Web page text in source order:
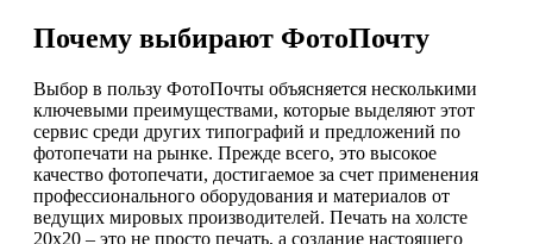
Почему выбирают ФотоПочту
Выбор в пользу ФотоПочты объясняется несколькими
ключевыми преимуществами, которые выделяют этот
сервис среди других типографий и предложений по
фотопечати на рынке. Прежде всего, это высокое
качество фотопечати, достигаемое за счет применения
профессионального оборудования и материалов от
ведущих мировых производителей. Печать на холсте
20х20 – это не просто печать, а создание настоящего